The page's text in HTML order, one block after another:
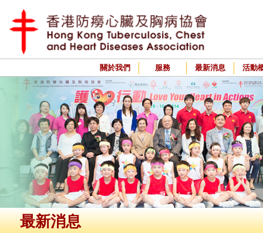
關於我們 服務 最新消息 活動
最新消息